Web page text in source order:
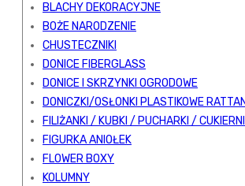
BLACHY DEKORACYJNE
BOŻE NARODZENIE
CHUSTECZNIKI
DONICE FIBERGLASS
DONICE I SKRZYNKI OGRODOWE
DONICZKI/OSŁONKI PLASTIKOWE
FILIŻANKI / KUBKI / PUCHARKI /
FIGURKA ANIOŁEK
FLOWER BOXY
KOLUMNY